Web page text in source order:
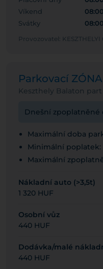
Víkend
Svátky
Provozovatel: KESZTHELYI
Parkovací ZÓNA
Keszthely Balaton
Dnešní zpoplatněné
Maximální doba
Minimální poplatek:
Maximální
Nákladní auto (>3,5t)
1 320 HUF
Osobní vůz
440 HUF
Dodávka/malé
440 HUF